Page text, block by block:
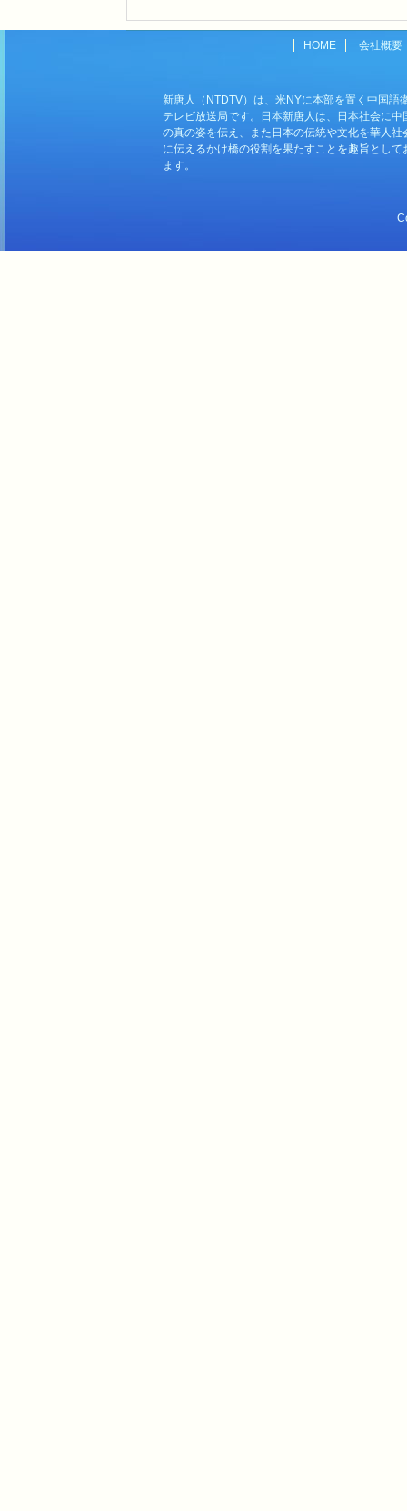
HOME 会社概要
新唐人（NTDTV）は、米NYに本部を置く中国語
テレビ放送局です。日本新唐人は、日本社会に中
の真の姿を伝え、また日本の伝統や文化を華人社
に伝えるかけ橋の役割を果たすことを趣旨として
ます。